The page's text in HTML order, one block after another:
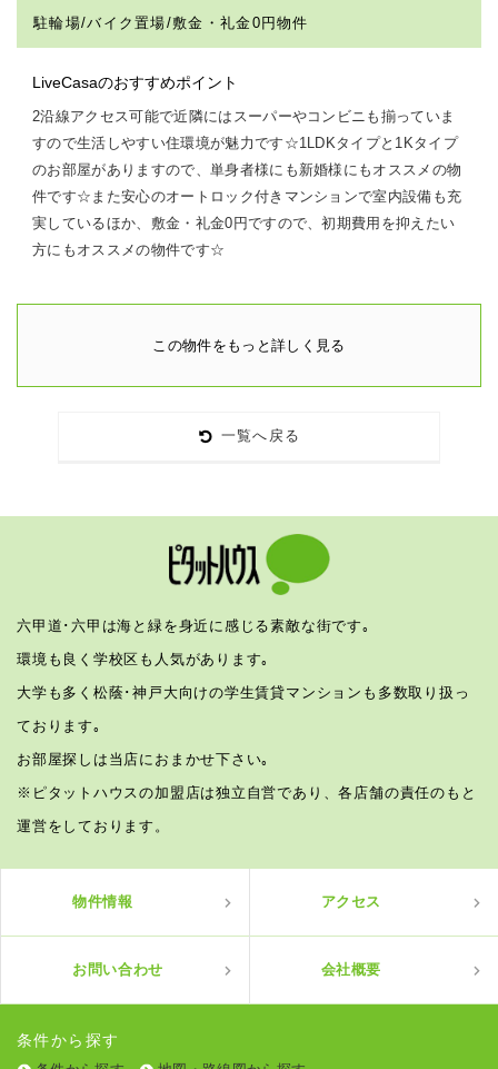
駐輪場/バイク置場/敷金・礼金0円物件
LiveCasaのおすすめポイント
2沿線アクセス可能で近隣にはスーパーやコンビニも揃っていま
すので生活しやすい住環境が魅力です☆1LDKタイプと1Kタイプ
のお部屋がありますので、単身者様にも新婚様にもオススメの物
件です☆また安心のオートロック付きマンションで室内設備も充
実しているほか、敷金・礼金0円ですので、初期費用を抑えたい
方にもオススメの物件です☆
この物件をもっと詳しく見る
一覧へ戻る
六甲道･六甲は海と緑を身近に感じる素敵な街です｡
環境も良く学校区も人気があります｡
大学も多く松蔭･神戸大向けの学生賃貸マンションも多数取り扱っ
ております｡
お部屋探しは当店におまかせ下さい｡
※ピタットハウスの加盟店は独立自営であり、各店舗の責任のもと
運営をしております。
物件情報 アクセス
お問い合わせ 会社概要
条件から探す